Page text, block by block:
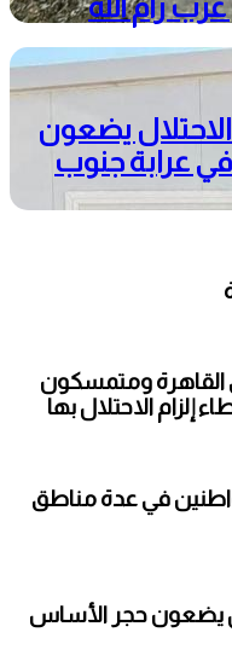
رام الله
يضعون
عرابة جنوب
القاهرة ومتمسكون
الاحتلال بها
في عدة مناطق
يضعون حجر الأساس